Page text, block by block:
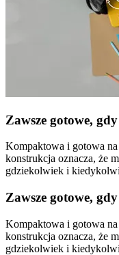
Zawsze gotowe,
Kompaktowa i gotowa
konstrukcja oznacza, że
gdziekolwiek i
Zawsze gotowe,
Kompaktowa i gotowa
konstrukcja oznacza, że
gdziekolwiek i